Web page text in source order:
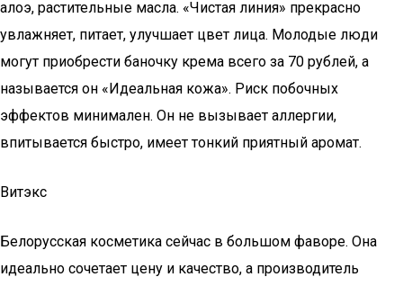
алоэ, растительные масла. «Чистая линия» прекрасно
увлажняет, питает, улучшает цвет лица. Молодые люди
могут приобрести баночку крема всего за 70 рублей, а
называется он «Идеальная кожа». Риск побочных
эффектов минимален. Он не вызывает аллергии,
впитывается быстро, имеет тонкий приятный аромат.
Витэкс
Белорусская косметика сейчас в большом фаворе. Она
идеально сочетает цену и качество, а производитель